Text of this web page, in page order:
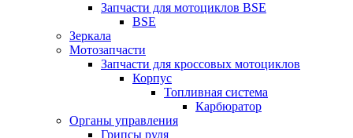
Запчасти для мотоциклов BSE
BSE
Зеркала
Мотозапчасти
Запчасти для кроссовых мотоциклов
Корпус
Топливная система
Карбюратор
Органы управления
Грипсы руля